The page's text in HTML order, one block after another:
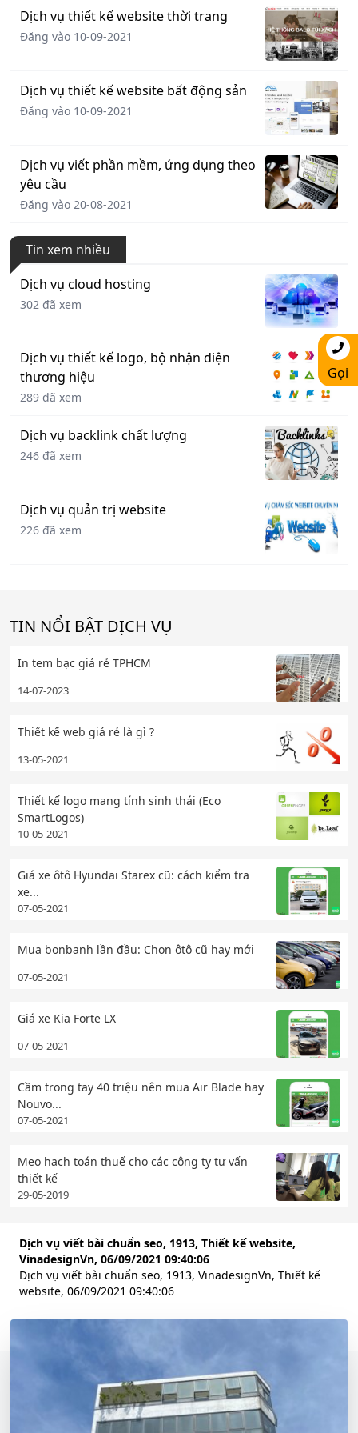
Dịch vụ thiết kế website thời trang
Đăng vào 10-09-2021
Dịch vụ thiết kế website bất động sản
Đăng vào 10-09-2021
Dịch vụ viết phần mềm, ứng dụng theo
yêu cầu
Đăng vào 20-08-2021
Tin xem nhiều
Dịch vụ cloud hosting
302 đã xem
Dịch vụ thiết kế logo, bộ nhận diện
thương hiệu
289 đã xem
Dịch vụ backlink chất lượng
246 đã xem
Dịch vụ quản trị website
226 đã xem
TIN NỔI BẬT DỊCH VỤ
In tem bạc giá rẻ TPHCM
14-07-2023
Thiết kế web giá rẻ là gì ?
13-05-2021
Thiết kế logo mang tính sinh thái (Eco
SmartLogos)
10-05-2021
Giá xe ôtô Hyundai Starex cũ: cách kiểm tra
xe...
07-05-2021
Mua bonbanh lần đầu: Chọn ôtô cũ hay mới
07-05-2021
Giá xe Kia Forte LX
07-05-2021
Cầm trong tay 40 triệu nên mua Air Blade hay
Nouvo...
07-05-2021
Mẹo hạch toán thuế cho các công ty tư vấn
thiết kế
29-05-2019
Dịch vụ viết bài chuẩn seo, 1913, Thiết kế website,
VinadesignVn, 06/09/2021 09:40:06
Dịch vụ viết bài chuẩn seo, 1913, VinadesignVn, Thiết kế
website, 06/09/2021 09:40:06
Gọi